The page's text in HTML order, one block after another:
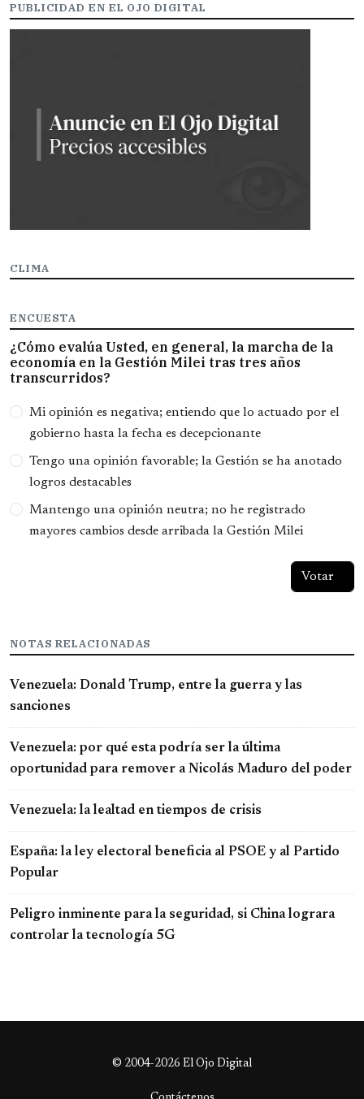
PUBLICIDAD EN EL OJO DIGITAL
CLIMA
ENCUESTA
¿Cómo evalúa Usted, en general, la marcha de la
economía en la Gestión Milei tras tres años
transcurridos?
Opciones
Mi opinión es negativa; entiendo que lo actuado por el
gobierno hasta la fecha es decepcionante
Tengo una opinión favorable; la Gestión se ha anotado
logros destacables
Mantengo una opinión neutra; no he registrado
mayores cambios desde arribada la Gestión Milei
NOTAS RELACIONADAS
Venezuela: Donald Trump, entre la guerra y las
sanciones
Venezuela: por qué esta podría ser la última
oportunidad para remover a Nicolás Maduro del poder
Venezuela: la lealtad en tiempos de crisis
España: la ley electoral beneficia al PSOE y al Partido
Popular
Peligro inminente para la seguridad, si China lograra
controlar la tecnología 5G
© 2004-2026 El Ojo Digital